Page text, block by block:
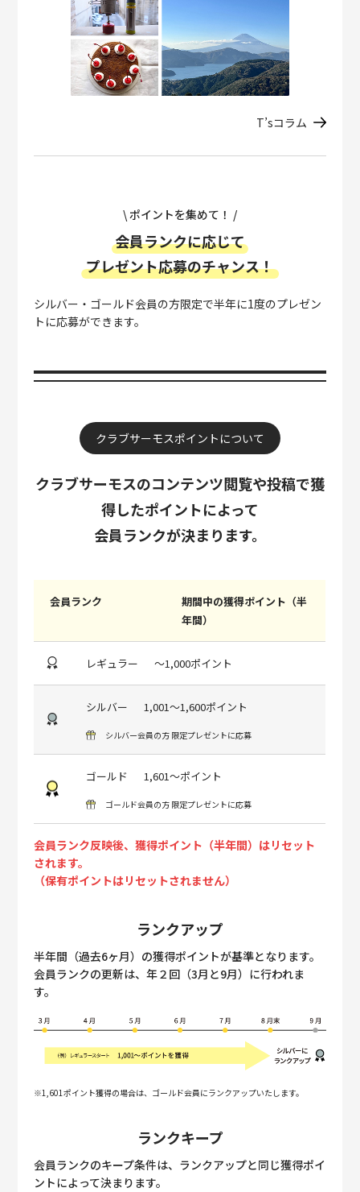
T’sコラム
\ ポイントを集めて！ /
会員ランクに応じて
プレゼント応募のチャンス！
シルバー・ゴールド会員の方限定で半年に1度のプレゼン
トに応募ができます。
クラブサーモスポイントについて
クラブサーモスのコンテンツ閲覧や投稿で獲
得したポイントによって
会員ランクが決まります。
会員ランク
期間中の獲得ポイント（半
年間）
レギュラー ～1,000ポイント
シルバー 1,001～1,600ポイント
シルバー会員の方 限定プレゼントに応募
ゴールド 1,601～ポイント
ゴールド会員の方 限定プレゼントに応募
会員ランク反映後、獲得ポイント（半年間）はリセット
されます。
（保有ポイントはリセットされません）
ランクアップ
半年間（過去6ヶ月）の獲得ポイントが基準となります。
会員ランクの更新は、年２回（3月と9月）に行われま
す。
※1,601ポイント獲得の場合は、ゴールド会員にランクアップいたします。
ランクキープ
会員ランクのキープ条件は、ランクアップと同じ獲得ポイ
ントによって決まります。